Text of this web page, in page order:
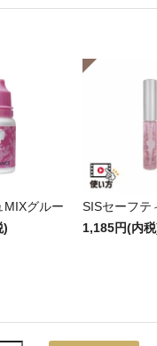
MIXグルー
)
SISセーフテ
1,185円(内